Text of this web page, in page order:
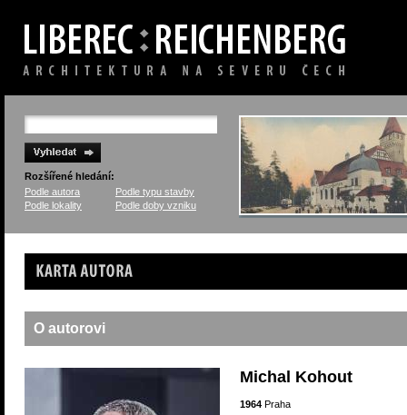
Rozšířené hledání:
Podle autora
Podle typu stavby
Podle lokality
Podle doby vzniku
Karta autora
O autorovi
Michal Kohout
1964 Praha